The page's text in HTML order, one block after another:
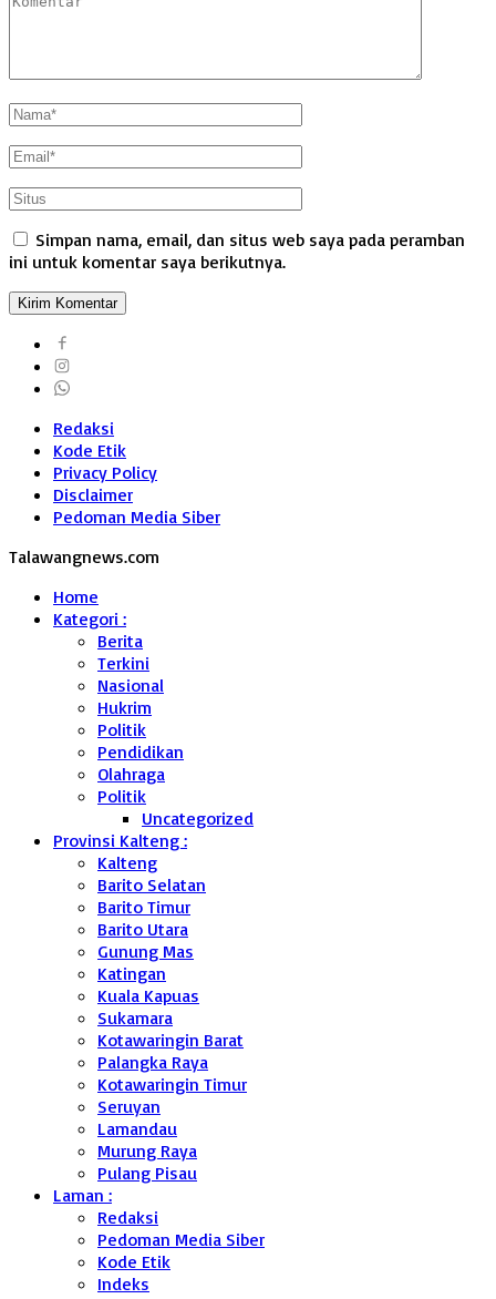
Simpan nama, email, dan situs web saya pada peramban
ini untuk komentar saya berikutnya.
Redaksi
Kode Etik
Privacy Policy
Disclaimer
Pedoman Media Siber
Talawangnews.com
Home
Kategori :
Berita
Terkini
Nasional
Hukrim
Politik
Pendidikan
Olahraga
Politik
Uncategorized
Provinsi Kalteng :
Kalteng
Barito Selatan
Barito Timur
Barito Utara
Gunung Mas
Katingan
Kuala Kapuas
Sukamara
Kotawaringin Barat
Palangka Raya
Kotawaringin Timur
Seruyan
Lamandau
Murung Raya
Pulang Pisau
Laman :
Redaksi
Pedoman Media Siber
Kode Etik
Indeks